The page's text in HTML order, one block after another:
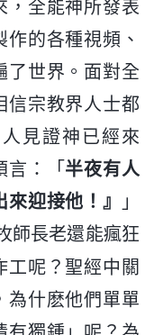
，全能神所發表
的各種視頻、
了世界。面對全
信宗教界人士都
見證神已經來
言：「 半夜有人
迎接他！』
」
師長老還能瘋狂
工呢？聖經中關
為什麽他們單單